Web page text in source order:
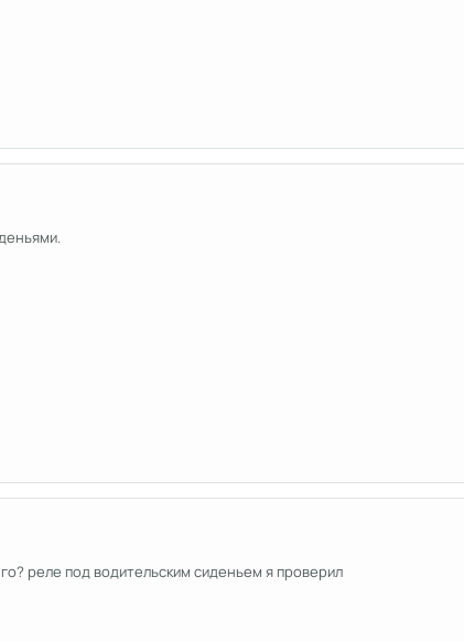
реле под водительским сиденьем я проверил